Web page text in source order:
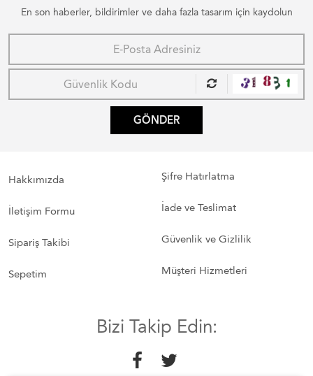
En son haberler, bildirimler ve daha fazla tasarım için kaydolun
GÖNDER
Hakkımızda
İletişim Formu
Sipariş Takibi
Sepetim
Şifre Hatırlatma
İade ve Teslimat
Güvenlik ve Gizlilik
Müşteri Hizmetleri
Bizi Takip Edin: